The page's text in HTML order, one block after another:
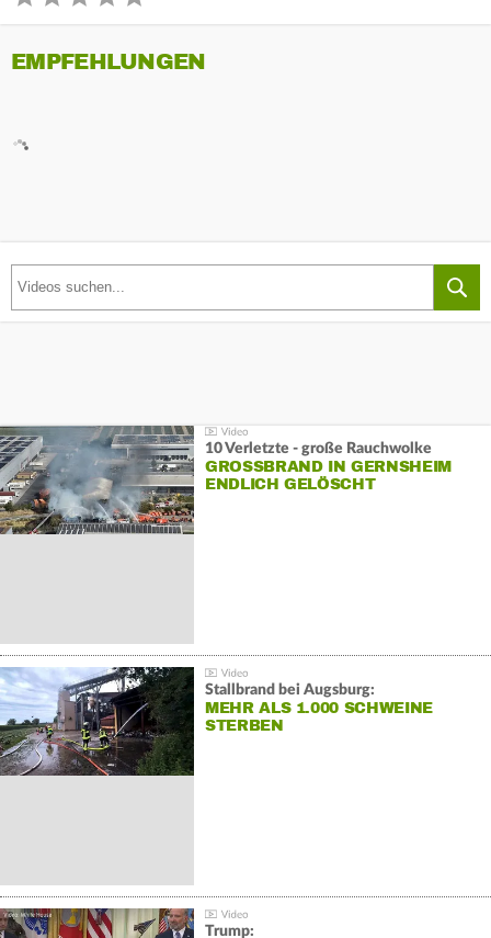
EMPFEHLUNGEN
10 Verletzte - große Rauchwolke
GROSSBRAND IN GERNSHEIM E
NDLICH GELÖSCHT
Stallbrand bei Augsburg:
MEHR ALS 1.000 SCHWEINE
STERBEN
Trump: